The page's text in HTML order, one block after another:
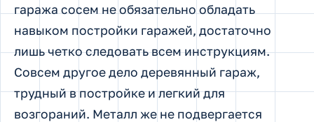
гаража сосем не обязательно обладать
навыком постройки гаражей, достаточно
лишь четко следовать всем инструкциям.
Совсем другое дело деревянный гараж,
трудный в постройке и легкий для
возгораний. Металл же не подвергается